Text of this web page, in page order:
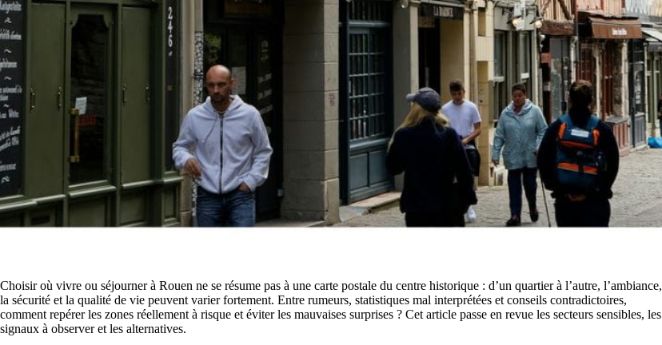
Choisir où vivre ou séjourner à Rouen ne se résume pas à une carte postale du centre historique : d’un quartier à l’autre, l’ambiance,
la sécurité et la qualité de vie peuvent varier fortement. Entre rumeurs, statistiques mal interprétées et conseils contradictoires,
comment repérer les zones réellement à risque et éviter les mauvaises surprises ? Cet article passe en revue les secteurs sensibles, les
signaux à observer et les alternatives.